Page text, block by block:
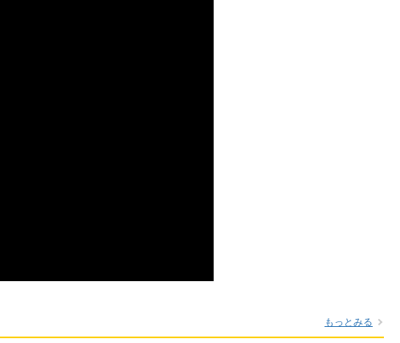
もっとみる